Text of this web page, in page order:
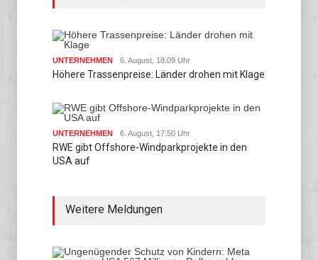
UNTERNEHMEN 6. August, 18:09 Uhr
Höhere Trassenpreise: Länder drohen mit Klage
UNTERNEHMEN 6. August, 17:50 Uhr
RWE gibt Offshore-Windparkprojekte in den
USA auf
Weitere Meldungen